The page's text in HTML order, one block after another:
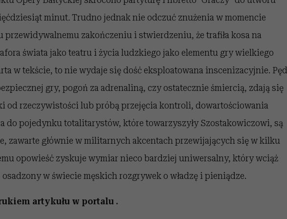
minut. Trudno jednak nie odczuć znużenia w momencie
zakończeniu i stwierdzeniu, że trafiła kosa na
świata jako teatru i życia ludzkiego jako elementu gry wielkiego
w tekście, to nie wydaje się dość eksploatowana inscenizacyjnie. Pęd
gry, pogoń za adrenaliną, czy ostatecznie śmiercią, zdają się
od rzeczywistości lub próbą przejęcia kontroli, dowartościowania
do pojedynku totalitarystów, które towarzyszyły Szostakowiczowi, są
zawarte głównie w militarnych akcentach przewijających się w kilku
opowieść zyskuje wymiar nieco bardziej uniwersalny, który wciąż
w świecie męskich rozgrywek o władzę i pieniądze.
artykułu w portalu .